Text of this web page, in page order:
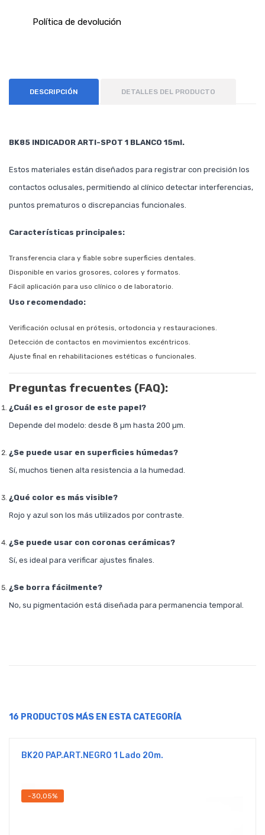
Política de devolución
DESCRIPCIÓN DETALLES DEL PRODUCTO
BK85 INDICADOR ARTI-SPOT 1 BLANCO 15ml.
Estos materiales están diseñados para registrar con precisión los
contactos oclusales, permitiendo al clínico detectar interferencias,
puntos prematuros o discrepancias funcionales.
Características principales:
Transferencia clara y fiable sobre superficies dentales.
Disponible en varios grosores, colores y formatos.
Fácil aplicación para uso clínico o de laboratorio.
Uso recomendado:
Verificación oclusal en prótesis, ortodoncia y restauraciones.
Detección de contactos en movimientos excéntricos.
Ajuste final en rehabilitaciones estéticas o funcionales.
Preguntas frecuentes (FAQ):
¿Cuál es el grosor de este papel?
Depende del modelo: desde 8 µm hasta 200 µm.
¿Se puede usar en superficies húmedas?
Sí, muchos tienen alta resistencia a la humedad.
¿Qué color es más visible?
Rojo y azul son los más utilizados por contraste.
¿Se puede usar con coronas cerámicas?
Sí, es ideal para verificar ajustes finales.
¿Se borra fácilmente?
No, su pigmentación está diseñada para permanencia temporal.
16 PRODUCTOS MÁS EN ESTA CATEGORÍA
BK20 PAP.ART.NEGRO 1 Lado 20m.
-30,05%